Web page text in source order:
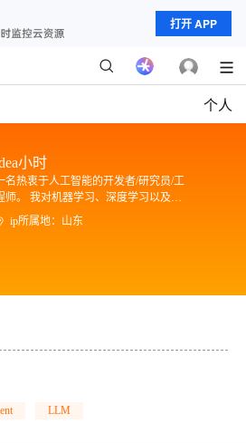
打开 APP
个人
小时
名热衷于人工智能的开发者/研究员/工
机器学习、深度学习以及自
语言处理特别感兴趣，并不断探索这
些技术在实际应用中的潜力。 在我的项
终站在科技前沿。
ip所属地：山东
LLM